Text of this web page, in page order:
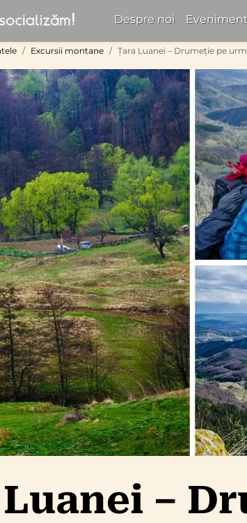
Despre noi
Excursii montane Țara Luanei – Drumeție pe
–